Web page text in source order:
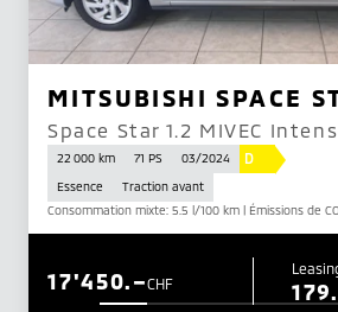
MITSUBISHI SPACE
Space Star 1.2 MIVEC
22 000 km 71 PS 03/2024 D
Essence
Traction avant
Consommation mixte: 5.5 l/100 km | Émissions de
CHF
17'450.–